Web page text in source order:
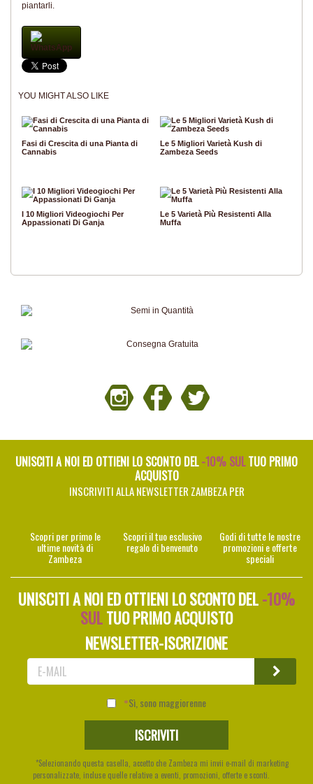
piantarli.
WhatsApp
YOU MIGHT ALSO LIKE
Fasi di Crescita di una Pianta di
Cannabis
Le 5 Migliori Varietà Kush di
Zambeza Seeds
I 10 Migliori Videogiochi Per
Appassionati Di Ganja
Le 5 Varietà Più Resistenti Alla
Muffa
UNISCITI A NOI ED OTTIENI LO SCONTO DEL-10% SULTUO PRIMO
ACQUISTO
INSCRIVITI ALLA NEWSLETTER ZAMBEZA PER
Scopri per primo le
ultime novità di
Zambeza
Scopri il tuo esclusivo
regalo di benvenuto
Godi di tutte le nostre
promozioni e offerte
speciali
UNISCITI A NOI ED OTTIENI LO SCONTO DEL-10%
SULTUO PRIMO ACQUISTO
NEWSLETTER-ISCRIZIONE
Sì, sono maggiorenne
*Selezionando questa casella, accetto che Zambeza mi invii e-mail di marketing
personalizzate, incluse quelle relative a eventi, promozioni, offerte e sconti.